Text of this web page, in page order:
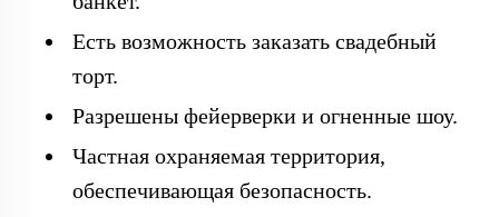
Есть возможность заказать свадебный
торт.
Разрешены фейерверки и огненные шоу.
Частная охраняемая территория,
обеспечивающая безопасность.